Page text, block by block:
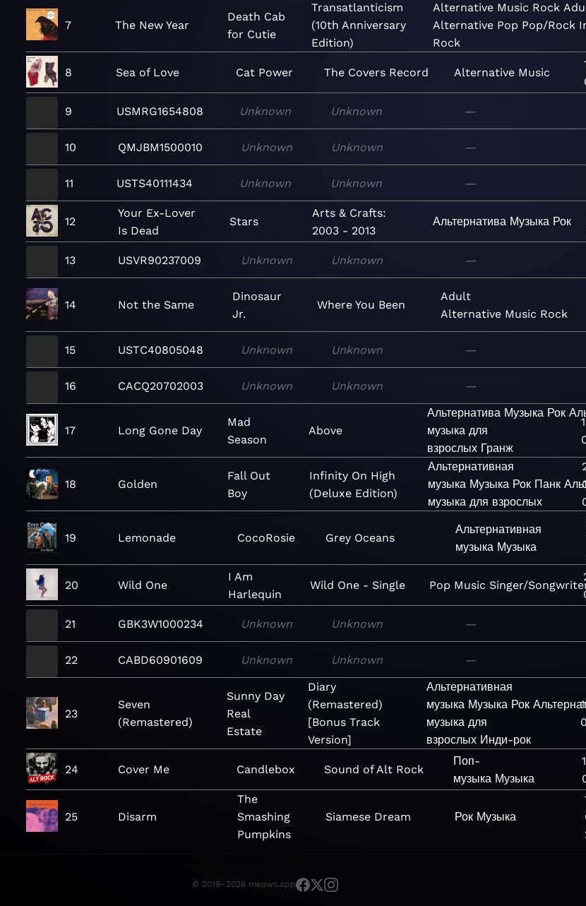
7 The New Year
Death Cab
for Cutie
Transatlanticism
(10th Anniversary
Edition)
Alternative Music Rock
Alternative Pop Pop/Rock
Rock
8 Sea of Love Cat Power The Covers Record Alternative Music
9 USMRG1654808 Unknown Unknown —
10 QMJBM1500010 Unknown Unknown —
11 USTS40111434 Unknown Unknown —
12
Your Ex-Lover
Is Dead
Stars
Arts & Crafts:
2003 - 2013
Альтернатива Музыка Рок
13 USVR90237009 Unknown Unknown —
14 Not the Same
Dinosaur
Jr.
Where You Been
Adult
Alternative Music Rock
15 USTC40805048 Unknown Unknown —
16 CACQ20702003 Unknown Unknown —
17 Long Gone Day
Mad
Season
Above
Альтернатива Музыка Рок
музыка для
взрослых Гранж
18 Golden
Fall Out
Boy
Infinity On High
(Deluxe Edition)
Альтернативная
музыка Музыка Рок Панк
музыка для взрослых
19 Lemonade CocoRosie Grey Oceans
Альтернативная
музыка Музыка
20 Wild One
I Am
Harlequin
Wild One - Single Pop Music Singer/
21 GBK3W1000234 Unknown Unknown —
22 CABD60901609 Unknown Unknown —
23
Seven
(Remastered)
Sunny Day
Real
Estate
Diary
(Remastered)
[Bonus Track
Version]
Альтернативная
музыка Музыка Рок
музыка для
взрослых Инди-рок
24 Cover Me Candlebox Sound of Alt Rock
Поп-
музыка Музыка
25 Disarm
The
Smashing
Pumpkins
Siamese Dream Рок Музыка
© 2019–2026 meows.app